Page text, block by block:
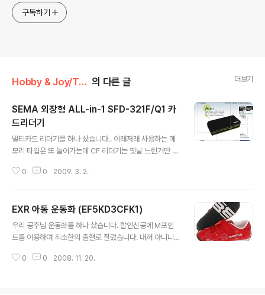
구독하기
Hobby & Joy/Toy Box 의 다른 글 더보기
SEMA 외장형 ALL-in-1 SFD-321F/Q1 카
드리더기
멀티카드 리더기를 하나 샀습니다.. 이래저래 사용하는 메
모리 타입은 또 늘어가는데 CF 리더기는 옛날 느린거만 있
0 0 2009. 3. 2.
EXR 아동 운동화 (EF5KD3CFK1)
우리 공주님 운동화를 하나 샀습니다. 할인신공에 M포인
트를 이용하여 최소한의 출혈로 질렀습니다. 내꺼 아니니
니다....
0 0 2008. 11. 20.